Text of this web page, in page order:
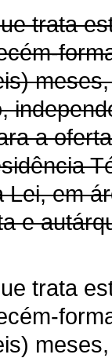
trata
a
Lei, em
e
trata